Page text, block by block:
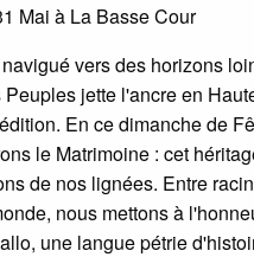
Mai à La Basse Cour
vers des horizons
jette l'ancre en
En ce dimanche de
le Matrimoine : cet
de nos lignées. Entre
nous mettons à
une langue pétrie